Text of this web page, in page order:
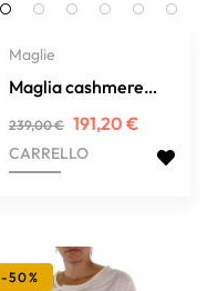
Maglie
Maglia cashmere
collo a cascata
Prezzo
regolare
239,00 € Prezzo
191,20 €
CARRELLO
-50%